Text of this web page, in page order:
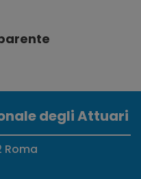
degli Attuari
Roma